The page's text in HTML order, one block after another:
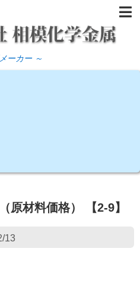
ーカー ～
原材料価格） 【2-9】
13